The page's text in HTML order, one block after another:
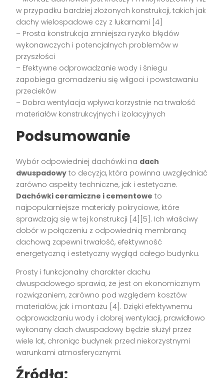
w przypadku bardziej złożonych konstrukcji, takich jak
dachy wielospadowe czy z lukarnami [4]
– Prosta konstrukcja zmniejsza ryzyko błędów
wykonawczych i potencjalnych problemów w
przyszłości
– Efektywne odprowadzanie wody i śniegu
zapobiega gromadzeniu się wilgoci i powstawaniu
przecieków
– Dobra wentylacja wpływa korzystnie na trwałość
materiałów konstrukcyjnych i izolacyjnych
Podsumowanie
Wybór odpowiedniej dachówki na dach
dwuspadowy to decyzja, która powinna uwzględniać
zarówno aspekty techniczne, jak i estetyczne.
Dachówki ceramiczne i cementowe to
najpopularniejsze materiały pokryciowe, które
sprawdzają się w tej konstrukcji [4][5]. Ich właściwy
dobór w połączeniu z odpowiednią membraną
dachową zapewni trwałość, efektywność
energetyczną i estetyczny wygląd całego budynku.
Prosty i funkcjonalny charakter dachu
dwuspadowego sprawia, że jest on ekonomicznym
rozwiązaniem, zarówno pod względem kosztów
materiałów, jak i montażu [4]. Dzięki efektywnemu
odprowadzaniu wody i dobrej wentylacji, prawidłowo
wykonany dach dwuspadowy będzie służył przez
wiele lat, chroniąc budynek przed niekorzystnymi
warunkami atmosferycznymi.